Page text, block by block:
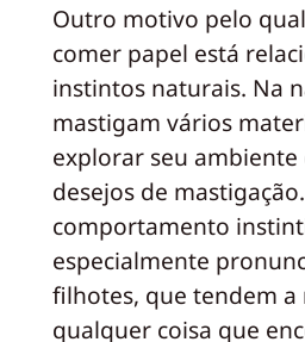
Outro motivo pelo
comer papel está
instintos naturais. Na
mastigam vários
explorar seu ambiente
desejos de
comportamento
especialmente
filhotes, que tendem a
qualquer coisa que